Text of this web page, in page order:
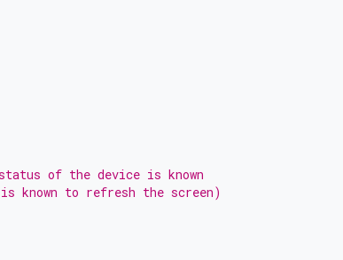
of the device is known
to refresh the screen)